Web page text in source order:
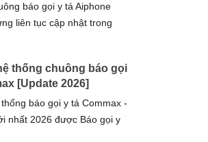
báo gọi y tá Aiphone
liên tục cập nhật trong
thống chuông báo gọi
[Update 2026]
báo gọi y tá Commax -
nhất 2026 được Báo gọi y